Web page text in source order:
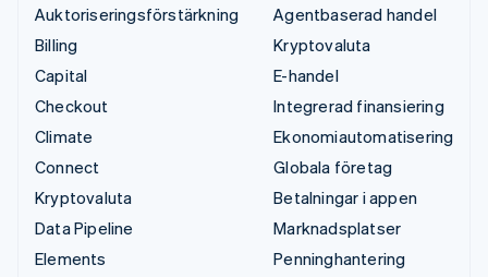
Auktoriseringsförstärkning
Billing
Capital
Checkout
Climate
Connect
Kryptovaluta
Data Pipeline
Elements
Agentbaserad handel
Kryptovaluta
E-handel
Integrerad finansiering
Ekonomiautomatisering
Globala företag
Betalningar i appen
Marknadsplatser
Penninghantering